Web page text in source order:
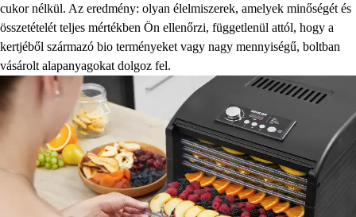
cukor nélkül. Az eredmény: olyan élelmiszerek, amelyek minőségét és
összetételét teljes mértékben Ön ellenőrzi, függetlenül attól, hogy a
kertjéből származó bio terményeket vagy nagy mennyiségű, boltban
vásárolt alapanyagokat dolgoz fel.